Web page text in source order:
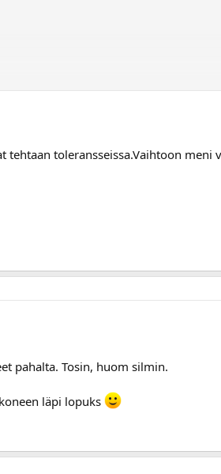
toleransseissa.Vaihtoon meni
pahalta. Tosin, huom silmin.
läpi lopuks